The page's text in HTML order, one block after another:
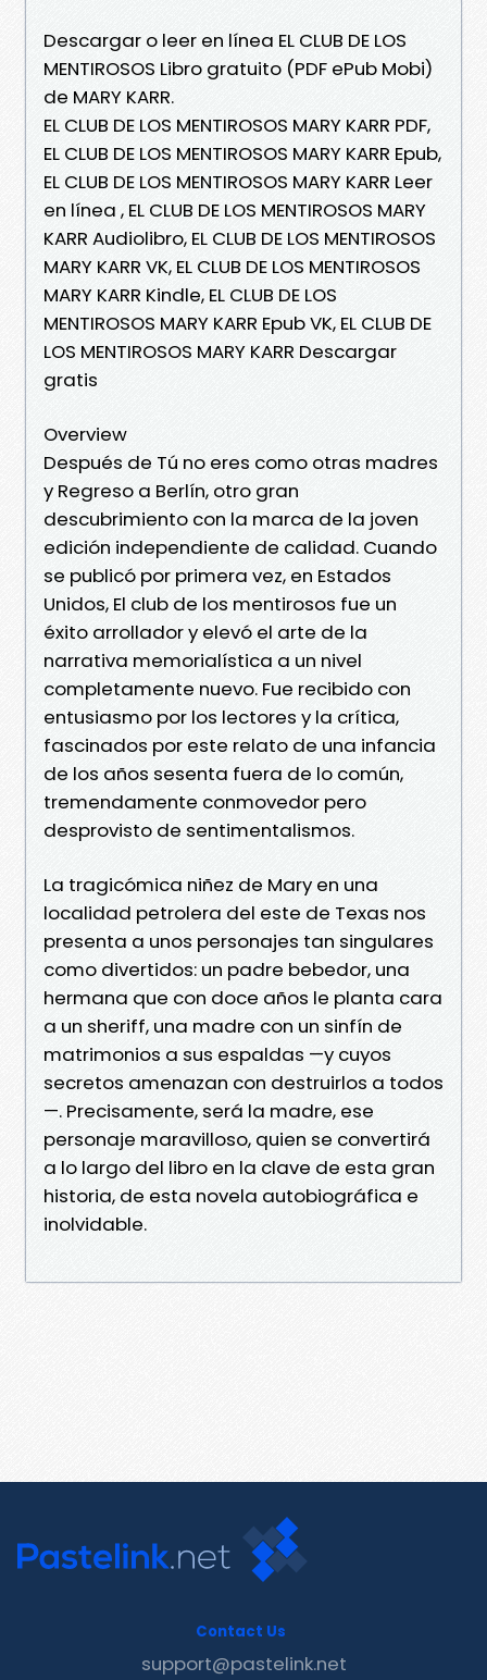
Descargar o leer en línea EL CLUB DE LOS
MENTIROSOS Libro gratuito (PDF ePub Mobi)
de MARY KARR.
EL CLUB DE LOS MENTIROSOS MARY KARR PDF,
EL CLUB DE LOS MENTIROSOS MARY KARR Epub,
EL CLUB DE LOS MENTIROSOS MARY KARR Leer
en línea , EL CLUB DE LOS MENTIROSOS MARY
KARR Audiolibro, EL CLUB DE LOS MENTIROSOS
MARY KARR VK, EL CLUB DE LOS MENTIROSOS
MARY KARR Kindle, EL CLUB DE LOS
MENTIROSOS MARY KARR Epub VK, EL CLUB DE
LOS MENTIROSOS MARY KARR Descargar
gratis
Overview
Después de Tú no eres como otras madres
y Regreso a Berlín, otro gran
descubrimiento con la marca de la joven
edición independiente de calidad. Cuando
se publicó por primera vez, en Estados
Unidos, El club de los mentirosos fue un
éxito arrollador y elevó el arte de la
narrativa memorialística a un nivel
completamente nuevo. Fue recibido con
entusiasmo por los lectores y la crítica,
fascinados por este relato de una infancia
de los años sesenta fuera de lo común,
tremendamente conmovedor pero
desprovisto de sentimentalismos.
La tragicómica niñez de Mary en una
localidad petrolera del este de Texas nos
presenta a unos personajes tan singulares
como divertidos: un padre bebedor, una
hermana que con doce años le planta cara
a un sheriff, una madre con un sinfín de
matrimonios a sus espaldas —y cuyos
secretos amenazan con destruirlos a todos
—. Precisamente, será la madre, ese
personaje maravilloso, quien se convertirá
a lo largo del libro en la clave de esta gran
historia, de esta novela autobiográfica e
inolvidable.
Contact Us
support@pastelink.net